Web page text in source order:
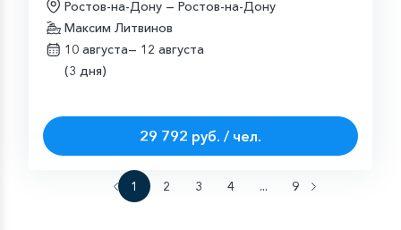
Ростов-на-Дону — Ростов-на-Дону
Максим Литвинов
10 августа— 12 августа
(3 дня)
29 792 руб. / чел.
1 2 3 4 ... 9